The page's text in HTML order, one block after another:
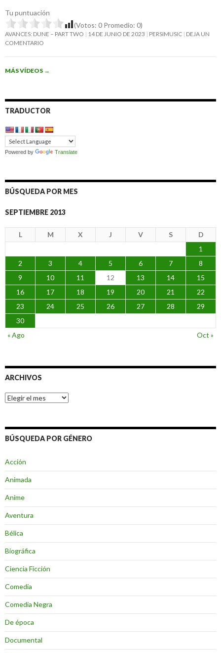
Tu puntuación
(Votos: 0 Promedio: 0)
AVANCES: DUNE – PART TWO 14 DE JUNIO DE 2023 PERSIMUSIC DEJA UN
COMENTARIO
MÁS VÍDEOS →
TRADUCTOR
Powered by Translate
BÚSQUEDA POR MES
SEPTIEMBRE 2013
L M X J V S
D
1
2
3 4 5 6 7
8
9
10 11 12 13 14
15
16
17 18 19 20 21
22
23
24 25 26 27 28
29
30
« Ago
Oct »
ARCHIVOS
Archivos
BÚSQUEDA POR GÉNERO
Acción
Animada
Anime
Aventura
Bélica
Biográfica
Ciencia Ficción
Comedia
Comedia Negra
De época
Documental